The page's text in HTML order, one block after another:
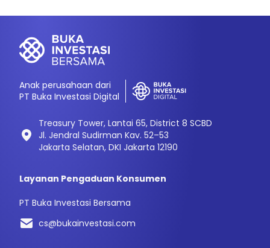
Anak perusahaan dari
PT Buka Investasi Digital
Treasury Tower, Lantai 65, District 8 SCBD
Jl. Jendral Sudirman Kav. 52–53
Jakarta Selatan, DKI Jakarta 12190
Layanan Pengaduan Konsumen
PT Buka Investasi Bersama
cs@bukainvestasi.com